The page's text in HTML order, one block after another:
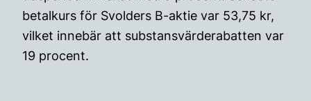
betalkurs för Svolders B-aktie var 53,75 kr,
vilket innebär att substansvärderabatten var
19 procent.